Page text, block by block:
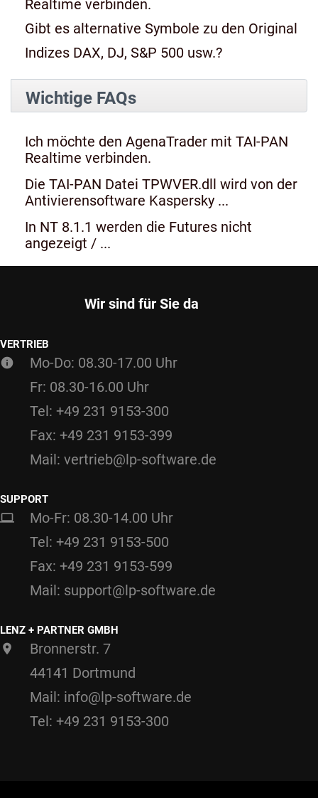
Realtime verbinden.
Gibt es alternative Symbole zu den Original
Indizes DAX, DJ, S&P 500 usw.?
Wichtige FAQs
Ich möchte den AgenaTrader mit TAI-PAN
Realtime verbinden.
Die TAI-PAN Datei TPWVER.dll wird von der
Antivierensoftware Kaspersky ...
In NT 8.1.1 werden die Futures nicht
angezeigt / ...
Wir sind für Sie da
VERTRIEB
Mo-Do: 08.30-17.00 Uhr
Fr: 08.30-16.00 Uhr
Tel: +49 231 9153-300
Fax: +49 231 9153-399
Mail: vertrieb@lp-software.de
SUPPORT
Mo-Fr: 08.30-14.00 Uhr
Tel: +49 231 9153-500
Fax: +49 231 9153-599
Mail: support@lp-software.de
LENZ + PARTNER GMBH
Bronnerstr. 7
44141 Dortmund
Mail: info@lp-software.de
Tel: +49 231 9153-300